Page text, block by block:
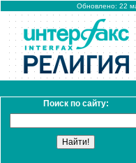
Обновлено: 22
Поиск по сайту: